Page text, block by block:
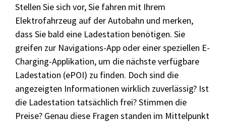
Stellen Sie sich vor, Sie fahren mit Ihrem
Elektrofahrzeug auf der Autobahn und merken,
dass Sie bald eine Ladestation benötigen. Sie
greifen zur Navigations-App oder einer speziellen E-
Charging-Applikation, um die nächste verfügbare
Ladestation (ePOI) zu finden. Doch sind die
angezeigten Informationen wirklich zuverlässig? Ist
die Ladestation tatsächlich frei? Stimmen die
Preise? Genau diese Fragen standen im Mittelpunkt